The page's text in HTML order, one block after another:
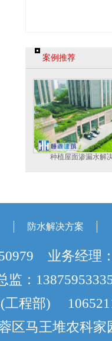
案例推荐
种植屋面渗漏水解
防水解决方案
业务经理
监：
工程部)
区马王堆农科家